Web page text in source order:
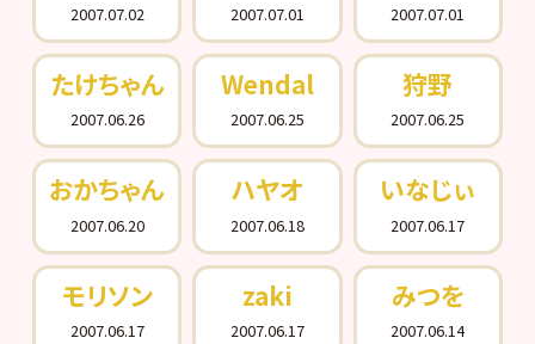
2007.07.02 2007.07.01 2007.07.01
たけちゃん
2007.06.26
Wendal
2007.06.25
狩野
2007.06.25
おかちゃん
2007.06.20
ハヤオ
2007.06.18
いなじぃ
2007.06.17
モリソン
2007.06.17
zaki
2007.06.17
みつを
2007.06.14